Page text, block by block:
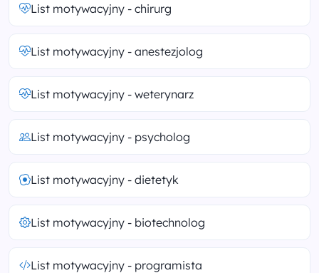
List motywacyjny - chirurg
List motywacyjny - anestezjolog
List motywacyjny - weterynarz
List motywacyjny - psycholog
List motywacyjny - dietetyk
List motywacyjny - biotechnolog
List motywacyjny - programista